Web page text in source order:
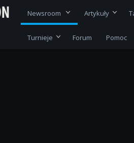
Newsroom Artykuły
Turnieje Forum Pomoc